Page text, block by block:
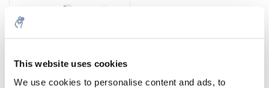
This website uses cookies
We use cookies to personalise content and ads, to
Pertenecer